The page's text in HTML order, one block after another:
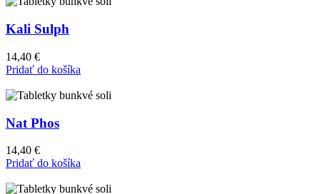
Kali Sulph
14,40 €
Pridať do košíka
Nat Phos
14,40 €
Pridať do košíka